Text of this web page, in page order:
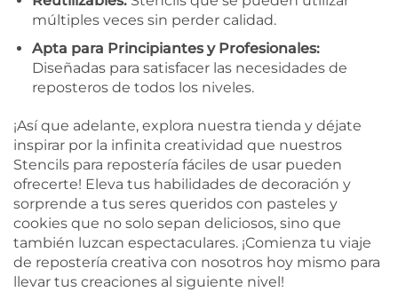
múltiples veces sin perder calidad.
Apta para Principiantes y Profesionales:
Diseñadas para satisfacer las necesidades de
reposteros de todos los niveles.
¡Así que adelante, explora nuestra tienda y déjate
inspirar por la infinita creatividad que nuestros
Stencils para repostería fáciles de usar pueden
ofrecerte! Eleva tus habilidades de decoración y
sorprende a tus seres queridos con pasteles y
cookies que no solo sepan deliciosos, sino que
también luzcan espectaculares. ¡Comienza tu viaje
de repostería creativa con nosotros hoy mismo para
llevar tus creaciones al siguiente nivel!